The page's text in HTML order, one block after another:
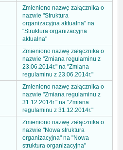
Zmieniono nazwę załącznika o
nazwie "Struktura
organizacyjna aktualna" na
"Struktura organizacyjna
aktualna"
Zmieniono nazwę załącznika o
nazwie "Zmiana regulaminu z
23.06.2014r." na "Zmiana
regulaminu z 23.06.2014r."
Zmieniono nazwę załącznika o
nazwie "Zmiana regulaminu z
31.12.2014r." na "Zmiana
regulaminu z 31.12.2014r."
Zmieniono nazwę załącznika o
nazwie "Nowa struktura
organizacyjna" na "Nowa
struktura organizacyjna"